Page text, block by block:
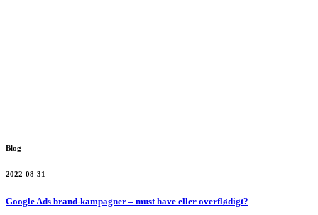
Blog
2022-08-31
Google Ads brand-kampagner – must have eller overflødigt?